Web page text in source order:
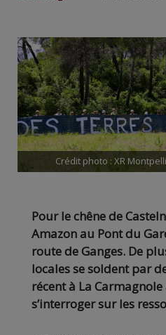
Crédit photo : XR
Pour le chêne de
Amazon au Pont du
route de Ganges. De
locales se soldent par
récent à La
s’interroger sur les